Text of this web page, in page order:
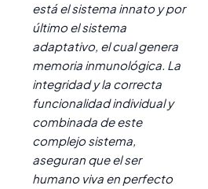
está el sistema innato y por
último el sistema
adaptativo, el cual genera
memoria inmunológica. La
integridad y la correcta
funcionalidad individual y
combinada de este
complejo sistema,
aseguran que el ser
humano viva en perfecto